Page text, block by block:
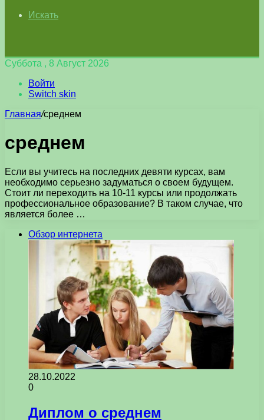
Искать
Суббота , 8 Август 2026
Войти
Switch skin
Главная/среднем
среднем
Если вы учитесь на последних девяти курсах, вам
необходимо серьезно задуматься о своем будущем.
Стоит ли переходить на 10-11 курсы или продолжать
профессиональное образование? В таком случае, что
является более …
Обзор интернета
28.10.2022
0
Диплом о среднем